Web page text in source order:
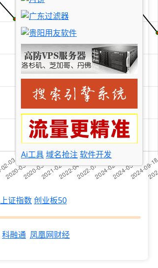
上证指数创业板50
科融通 凤凰网财经
Ai工具域名抢注 软件开发